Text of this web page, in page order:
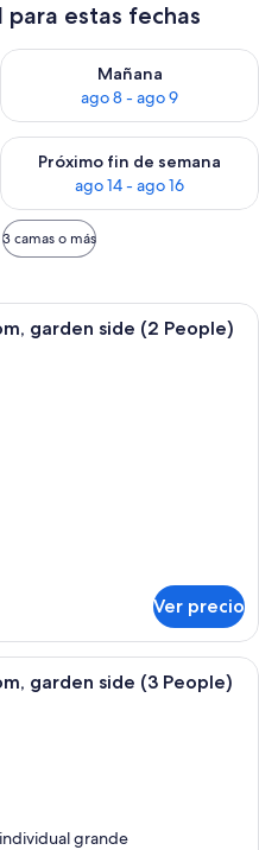
estas fechas
ago 7 - ago 8
Mañana
ago 8 - ago 9
Consulta la disponibilidad
fin de semana ago 7 -
Próximo fin de semana
ago 14 - ago 16
Consulta la disponibilidad
3 camas o más
Un dormitorio con cama, mesitas de
garden side (2 People)
Ver precio
Un dormitorio con cama, mesitas de
garden side (3 People)
individual grande